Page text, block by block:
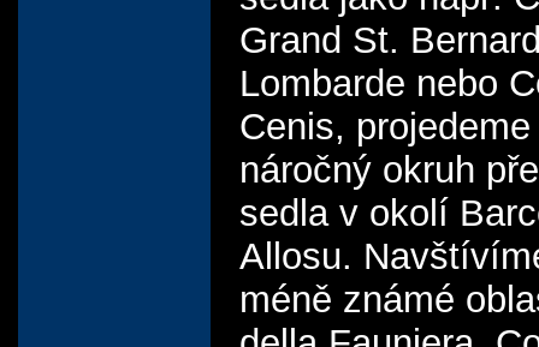
Grand St.
Lombarde nebo
Cenis,
náročný okruh
sedla v okolí
Allosu.
méně známé